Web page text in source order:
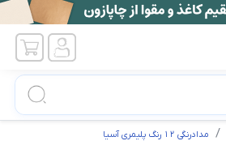
مدادرنگی ۱۲ رنگ پلیمری آسیا